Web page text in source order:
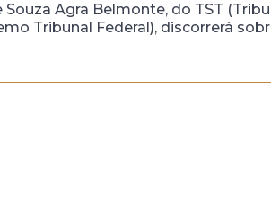
Agra Belmonte, do TST
Tribunal Federal), discorrerá